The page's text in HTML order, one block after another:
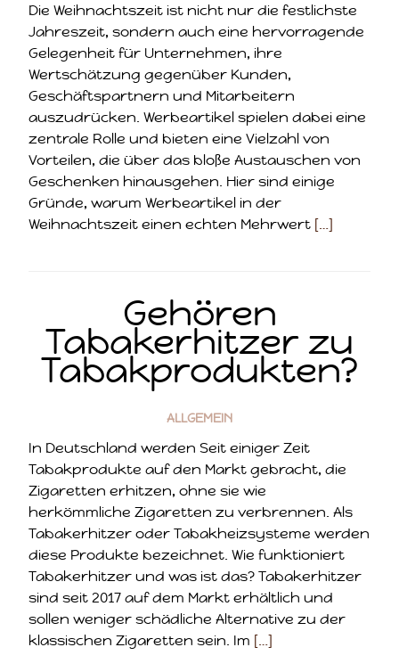
Die Weihnachtszeit ist nicht nur die festlichste
Jahreszeit, sondern auch eine hervorragende
Gelegenheit für Unternehmen, ihre
Wertschätzung gegenüber Kunden,
Geschäftspartnern und Mitarbeitern
auszudrücken. Werbeartikel spielen dabei eine
zentrale Rolle und bieten eine Vielzahl von
Vorteilen, die über das bloße Austauschen von
Geschenken hinausgehen. Hier sind einige
Gründe, warum Werbeartikel in der
Weihnachtszeit einen echten Mehrwert […]
Gehören
Tabakerhitzer zu
Tabakprodukten?
ALLGEMEIN
In Deutschland werden Seit einiger Zeit
Tabakprodukte auf den Markt gebracht, die
Zigaretten erhitzen, ohne sie wie
herkömmliche Zigaretten zu verbrennen. Als
Tabakerhitzer oder Tabakheizsysteme werden
diese Produkte bezeichnet. Wie funktioniert
Tabakerhitzer und was ist das? Tabakerhitzer
sind seit 2017 auf dem Markt erhältlich und
sollen weniger schädliche Alternative zu der
klassischen Zigaretten sein. Im […]